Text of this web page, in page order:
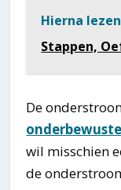
Hierna
Stappen,
De
onderbewuste
wil misschien
de